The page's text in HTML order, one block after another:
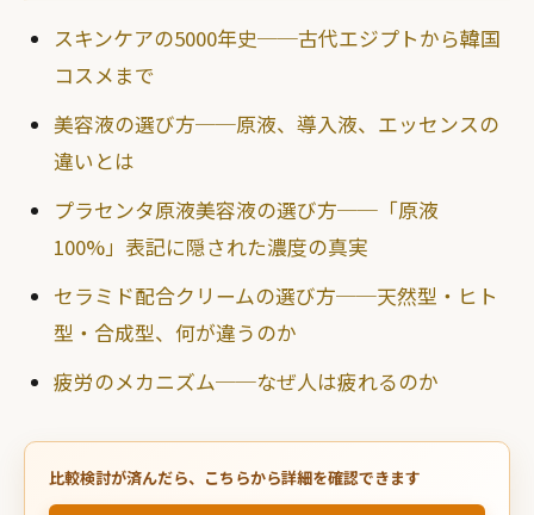
スキンケアの5000年史──古代エジプトから韓国
コスメまで
美容液の選び方──原液、導入液、エッセンスの
違いとは
プラセンタ原液美容液の選び方──「原液
100%」表記に隠された濃度の真実
セラミド配合クリームの選び方──天然型・ヒト
型・合成型、何が違うのか
疲労のメカニズム──なぜ人は疲れるのか
比較検討が済んだら、こちらから詳細を確認できます